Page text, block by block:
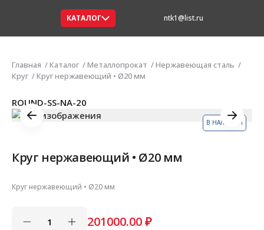
КАТАЛОГ ntk1@list.ru
Главная Каталог Металлопрокат
Нержавеющая сталь
Круг
Круг нержавеющий • Ø20 мм
В НАЛИЧИИ
ROUND-SS-NA-20
Круг нержавеющий • Ø20 мм
Круг нержавеющий • Ø20 мм
201000.00₽